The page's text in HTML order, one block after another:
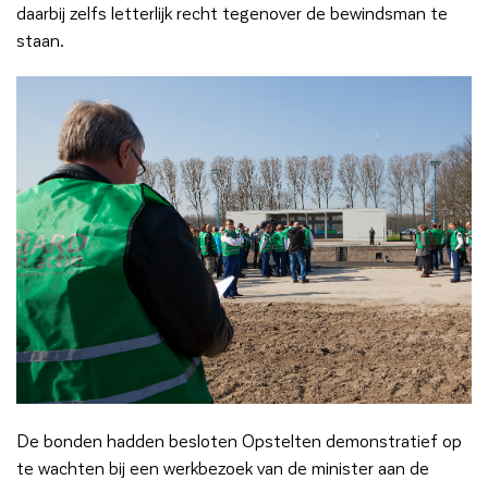
daarbij zelfs letterlijk recht tegenover de bewindsman te
staan.
De bonden hadden besloten Opstelten demonstratief op
te wachten bij een werkbezoek van de minister aan de